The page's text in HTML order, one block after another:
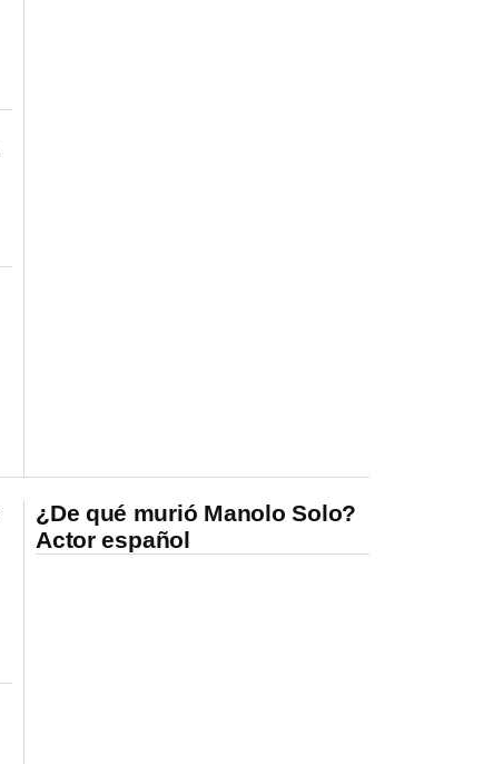
¿De qué murió Manolo Solo?
Actor español